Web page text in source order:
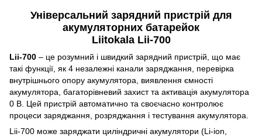
Універсальний зарядний пристрій для
акумуляторних батарейок
Liitokala Lii-700
Lii-700 – це розумний і швидкий зарядний пристрій, що має
такі функції, як 4 незалежні канали заряджання, перевірка
внутрішнього опору акумулятора, виявлення ємності
акумулятора, багаторівневий захист та активація акумулятора
0 В. Цей пристрій автоматично та своєчасно контролює
процеси заряджання, розряджання і тестування акумулятора.
Lii-700 може заряджати циліндричні акумулятори (Li-ion,